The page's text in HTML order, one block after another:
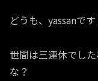
どうも、yassanです
世間は三連休でし
な？